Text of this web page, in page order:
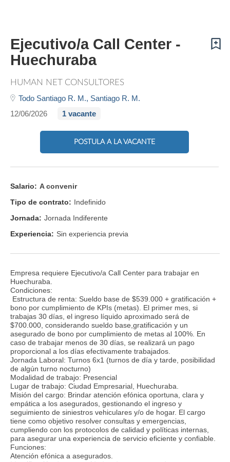
Ejecutivo/a Call Center -
Huechuraba
HUMAN NET CONSULTORES
Todo Santiago R. M., Santiago R. M.
12/06/2026
1 vacante
POSTULA A LA VACANTE
Salario: A convenir
Tipo de contrato: Indefinido
Jornada: Jornada Indiferente
Experiencia: Sin experiencia previa
Empresa requiere Ejecutivo/a Call Center para trabajar en
Huechuraba.
Condiciones:
Estructura de renta: Sueldo base de $539.000 + gratificación +
bono por cumplimiento de KPIs (metas). El primer mes, si
trabajas 30 días, el ingreso líquido aproximado será de
$700.000, considerando sueldo base,gratificación y un
asegurado de bono por cumplimiento de metas al 100%. En
caso de trabajar menos de 30 días, se realizará un pago
proporcional a los días efectivamente trabajados.
Jornada Laboral: Turnos 6x1 (turnos de día y tarde, posibilidad
de algún turno nocturno)
Modalidad de trabajo: Presencial
Lugar de trabajo: Ciudad Empresarial, Huechuraba.
Misión del cargo: Brindar atención efónica oportuna, clara y
empática a los asegurados, gestionando el ingreso y
seguimiento de siniestros vehiculares y/o de hogar. El cargo
tiene como objetivo resolver consultas y emergencias,
cumpliendo con los protocolos de calidad y políticas internas,
para asegurar una experiencia de servicio eficiente y confiable.
Funciones:
Atención efónica a asegurados.